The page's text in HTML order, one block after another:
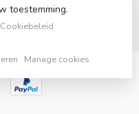
toestemming.
Manage cookies